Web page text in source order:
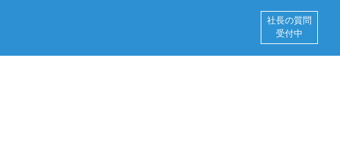
社長の質問
受付中